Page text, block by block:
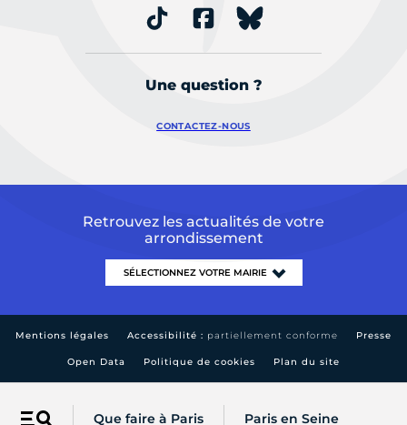
Que faire à Paris Paris en Seine
Une question ?
CONTACTEZ-NOUS
Retrouvez les actualités de votre
arrondissement
Mentions légales Accessibilité : partiellement conforme Presse
Open Data Politique de cookies Plan du site